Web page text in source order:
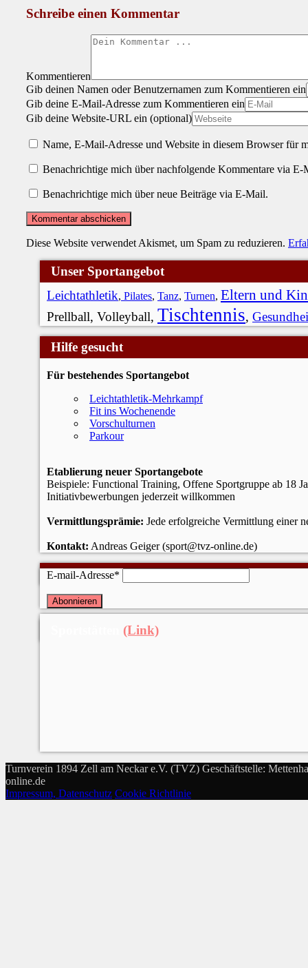
Schreibe einen Kommentar
Kommentieren
Gib deinen Namen oder Benutzernamen zum Kommentieren ein
Gib deine E-Mail-Adresse zum Kommentieren ein
Gib deine Website-URL ein (optional)
Name, E-Mail-Adresse und Website in diesem Browser für
Benachrichtige mich über nachfolgende Kommentare via E-
Benachrichtige mich über neue Beiträge via E-Mail.
Diese Website verwendet Akismet, um Spam zu reduzieren.
Unser Sportangebot
Leichtathletik, Pilates, Tanz, Turnen, Eltern und
Prellball, Volleyball, Tischtennis,
Hilfe gesucht
Für bestehendes Sportangebot
Leichtathletik-Mehrkampf
Fit ins Wochenende
Vorschulturnen
Parkour
Etablierung neuer Sportangebote
Beispiele: Functional Training, Offene Sportgruppe ab 18
Initiativbewerbungen jederzeit willkommen
Vermittlungsprämie: Jede erfolgreiche Vermittlung einer
Kontakt: Andreas Geiger (sport@tvz-online.de)
Newsletter
E-mail-Adresse*
(Link)
Turnverein 1894 Zell am Neckar e.V. (TVZ) Geschäftstelle:
online.de
Impressum, Datenschutz Cookie Richtlinie